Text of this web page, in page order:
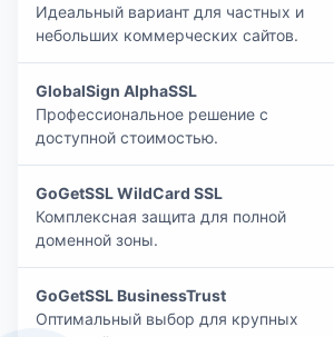
Идеальный вариант для частных и
небольших коммерческих сайтов.
GlobalSign AlphaSSL
Профессиональное решение с
доступной стоимостью.
GoGetSSL WildCard SSL
Комплексная защита для полной
доменной зоны.
GoGetSSL BusinessTrust
Оптимальный выбор для крупных